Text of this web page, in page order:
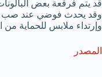
قد يتم فرقعة بعض
وقد يحدث فوضي عند صب
وإرتداء ملابس للحماية من
المصدر